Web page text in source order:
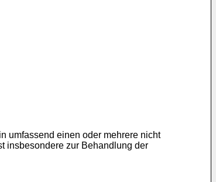
umfassend einen oder mehrere nicht
insbesondere zur Behandlung der